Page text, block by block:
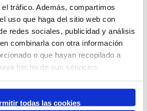
tráfico. Además, compartimos
uso que haga del sitio web con
redes sociales, publicidad y análisis
combinarla con otra información
o que hayan recopilado a
hecho de sus servicios.
todas las cookies
PARA LAS